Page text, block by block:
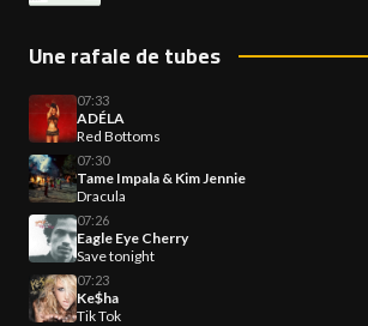
Une rafale de tubes
07:33
ADÉLA
Red Bottoms
07:30
Tame Impala & Kim Jennie
Dracula
07:26
Eagle Eye Cherry
Save tonight
07:23
Ke$ha
Tik Tok